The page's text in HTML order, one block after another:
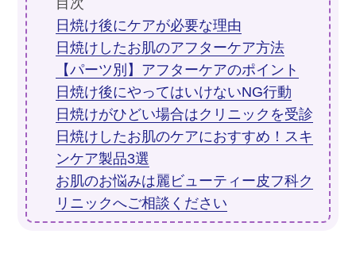
目次
日焼け後にケアが必要な理由
日焼けしたお肌のアフターケア方法
【パーツ別】アフターケアのポイント
日焼け後にやってはいけないNG行動
日焼けがひどい場合はクリニックを受診
日焼けしたお肌のケアにおすすめ！スキ
ンケア製品3選
お肌のお悩みは麗ビューティー皮フ科ク
リニックへご相談ください